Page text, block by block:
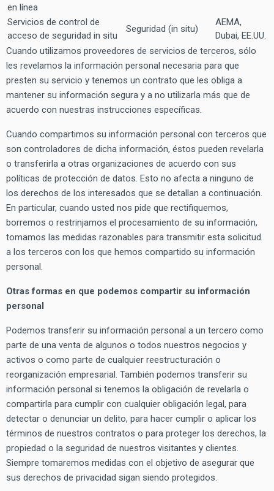
en línea
Servicios de control de
acceso de seguridad in situ
Seguridad (in situ)
AEMA,
Dubai, EE.UU.
Cuando utilizamos proveedores de servicios de terceros, sólo
les revelamos la información personal necesaria para que
presten su servicio y tenemos un contrato que les obliga a
mantener su información segura y a no utilizarla más que de
acuerdo con nuestras instrucciones específicas.
Cuando compartimos su información personal con terceros que
son controladores de dicha información, éstos pueden revelarla
o transferirla a otras organizaciones de acuerdo con sus
políticas de protección de datos. Esto no afecta a ninguno de
los derechos de los interesados que se detallan a continuación.
En particular, cuando usted nos pide que rectifiquemos,
borremos o restrinjamos el procesamiento de su información,
tomamos las medidas razonables para transmitir esta solicitud
a los terceros con los que hemos compartido su información
personal.
Otras formas en que podemos compartir su información
personal
Podemos transferir su información personal a un tercero como
parte de una venta de algunos o todos nuestros negocios y
activos o como parte de cualquier reestructuración o
reorganización empresarial. También podemos transferir su
información personal si tenemos la obligación de revelarla o
compartirla para cumplir con cualquier obligación legal, para
detectar o denunciar un delito, para hacer cumplir o aplicar los
términos de nuestros contratos o para proteger los derechos, la
propiedad o la seguridad de nuestros visitantes y clientes.
Siempre tomaremos medidas con el objetivo de asegurar que
sus derechos de privacidad sigan siendo protegidos.